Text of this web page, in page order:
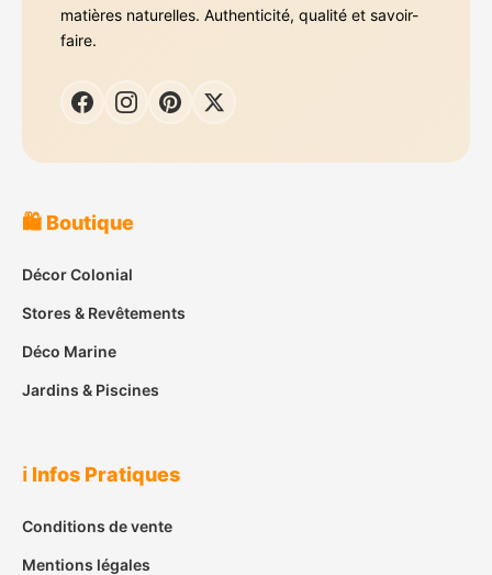
matières naturelles. Authenticité, qualité et savoir-
faire.
🛍️ Boutique
Décor Colonial
Stores & Revêtements
Déco Marine
Jardins & Piscines
ℹ️ Infos Pratiques
Conditions de vente
Mentions légales